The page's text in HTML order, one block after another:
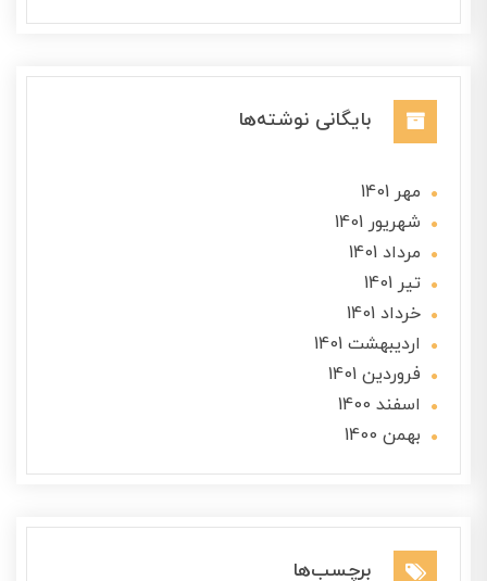
بایگانی نوشته‌ها
مهر 1401
شهریور 1401
مرداد 1401
تير 1401
خرداد 1401
ارديبهشت 1401
فروردین 1401
اسفند 1400
بهمن 1400
برچسب‌ها